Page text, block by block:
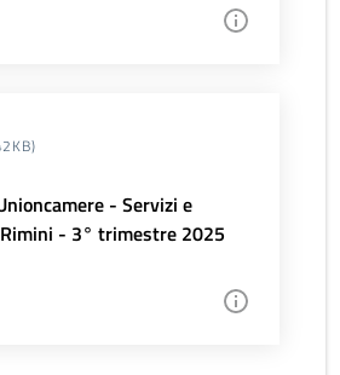
- Servizi e
- 3° trimestre 2025